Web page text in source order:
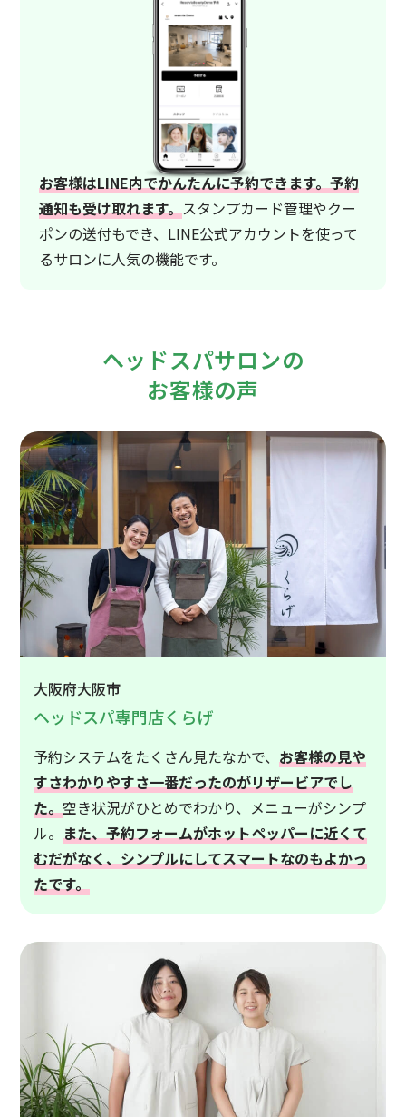
お客様はLINE内でかんたんに予約できます。予約
通知も受け取れます。 スタンプカード管理やクー
ポンの送付もでき、LINE公式アカウントを使って
るサロンに人気の機能です。
ヘッドスパサロンの
お客様の声
大阪府大阪市
ヘッドスパ専門店くらげ
予約システムをたくさん見たなかで、 お客様の見や
すさわかりやすさ一番だったのがリザービアでし
た。 空き状況がひとめでわかり、メニューがシンプ
ル。 また、予約フォームがホットペッパーに近くて
むだがなく、シンプルにしてスマートなのもよかっ
たです。